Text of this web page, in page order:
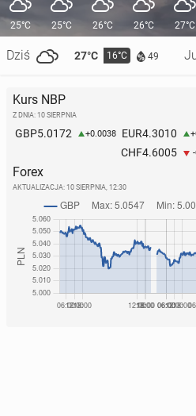
25°C
Dziś 27°C 16°C 49
25°C 26°C 26°C 27°C
Kurs NBP
Z DNIA: 10 SIERPNIA
GBP5.0172 +0.0038 EUR4.3010
CHF4.6005
Forex
AKTUALIZACJA: 10 SIERPNIA, 12:30